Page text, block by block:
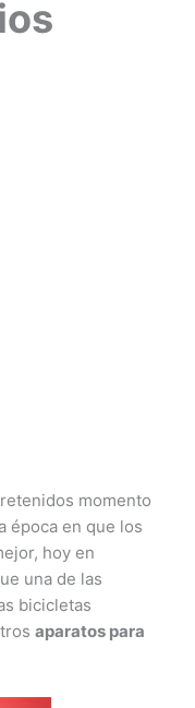
momento
época en que los
hoy en
una de las
bicicletas
aparatos para